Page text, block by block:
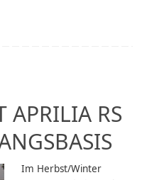
APRILIA RS
Im Herbst/Winter